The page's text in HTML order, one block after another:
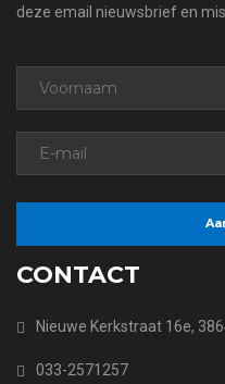
deze email nieuwsbrief en
CONTACT
Nieuwe Kerkstraat 16e,
033-2571257